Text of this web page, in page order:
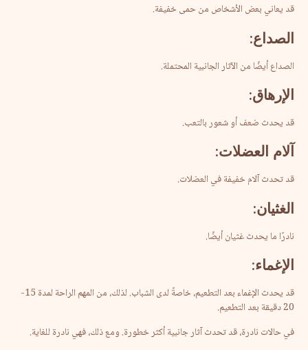
قد يعاني بعض الأشخاص من حمى خفيفة.
الصداع:
الصداع أيضًا من الآثار الجانبية المحتملة.
الإرهاق:
قد يحدث ضعف أو شعور بالتعب.
آلام العضلات:
قد تحدث آلام خفيفة في العضلات.
الغثيان:
نادرًا ما يحدث غثيان أيضًا.
الإغماء:
قد يحدث الإغماء بعد التطعيم، خاصةً لدى الشباب. لذلك، من المهم الراحة لمدة 15-
20 دقيقة بعد التطعيم.
في حالات نادرة، قد تحدث آثار جانبية أكثر خطورة. ومع ذلك، فهي نادرة للغاية.